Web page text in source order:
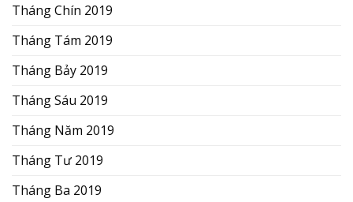
Tháng Chín 2019
Tháng Tám 2019
Tháng Bảy 2019
Tháng Sáu 2019
Tháng Năm 2019
Tháng Tư 2019
Tháng Ba 2019